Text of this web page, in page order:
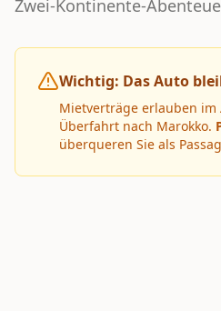
Zwei-Kontinente-
Wichtig: Das Auto
Mietverträge erlauben im
Überfahrt nach Marokko.
überqueren Sie als